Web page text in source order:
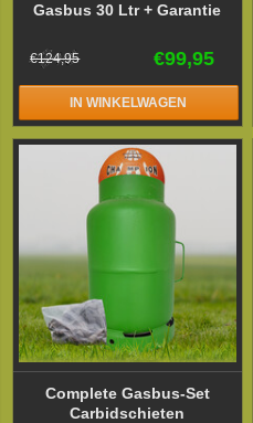
Gasbus 30 Ltr + Garantie
€99,95
€124,95
IN WINKELWAGEN
Complete Gasbus-Set
Carbidschieten